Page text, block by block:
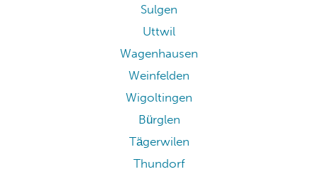
Sulgen
Uttwil
Wagenhausen
Weinfelden
Wigoltingen
Bürglen
Tägerwilen
Thundorf